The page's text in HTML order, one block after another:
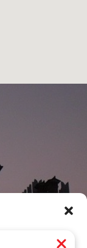
come i cookie